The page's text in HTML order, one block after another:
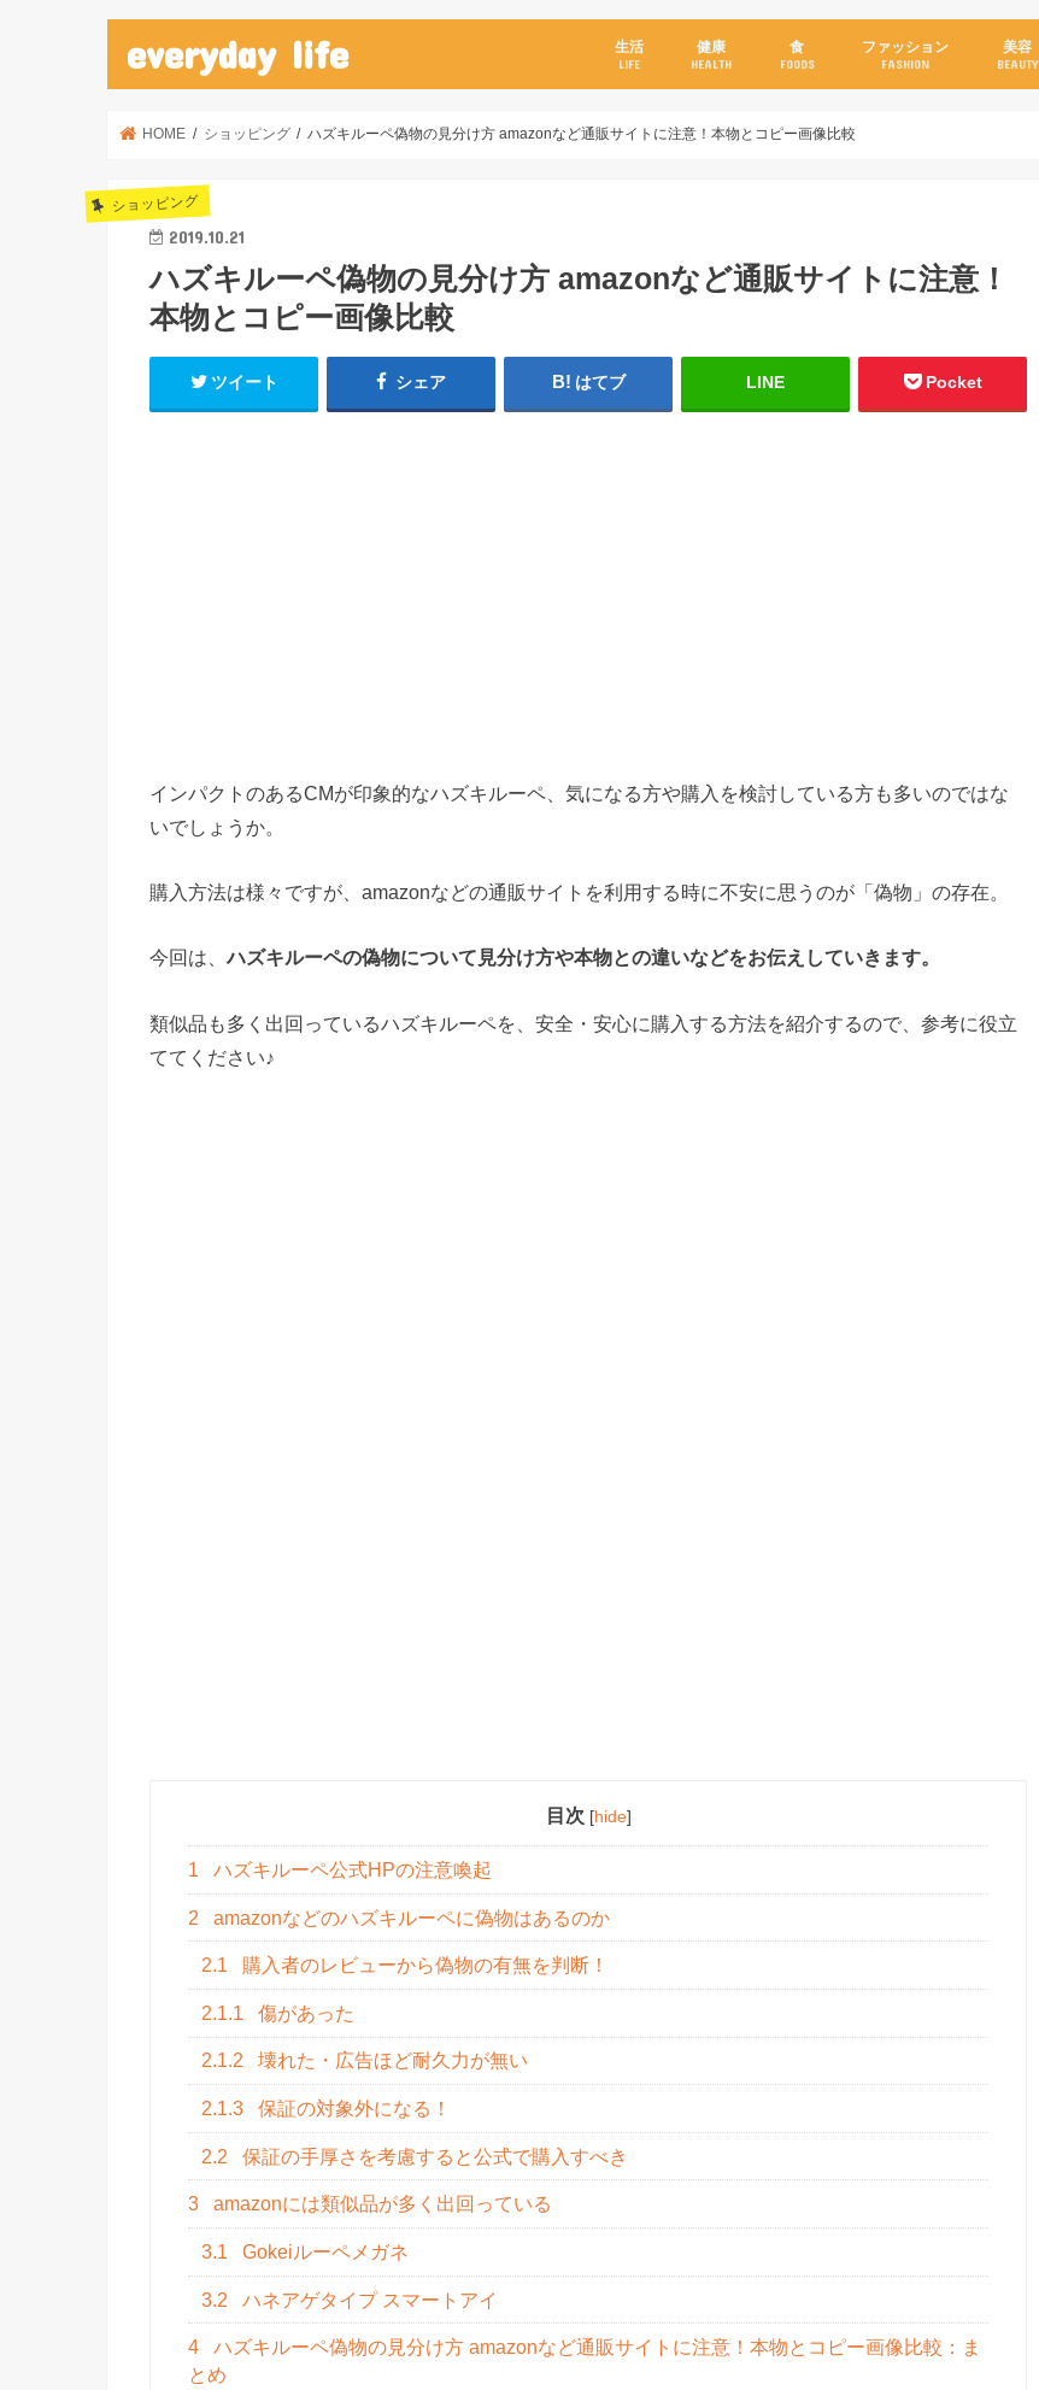
everyday life 生活
LIFE
健康
HEALTH
食
FOODS
ファッション
FASHION
美容
BEAUTY
HOME ショッピング ハズキルーペ偽物の見分け方 amazonなど通販サイトに注意！本物とコピー画像比較
ショッピング
2019.10.21
ハズキルーペ偽物の見分け方 amazonなど通販サイトに注意！
本物とコピー画像比較
ツイート シェア はてブ LINE Pocket
インパクトのあるCMが印象的なハズキルーペ、気になる方や購入を検討している方も多いのではな
いでしょうか。
購入方法は様々ですが、amazonなどの通販サイトを利用する時に不安に思うのが「偽物」の存在。
今回は、ハズキルーペの偽物について見分け方や本物との違いなどをお伝えしていきます。
類似品も多く出回っているハズキルーペを、安全・安心に購入する方法を紹介するので、参考に役立
ててください♪
目次 [hide]
1 ハズキルーペ公式HPの注意喚起
2 amazonなどのハズキルーペに偽物はあるのか
2.1 購入者のレビューから偽物の有無を判断！
2.1.1 傷があった
2.1.2 壊れた・広告ほど耐久力が無い
2.1.3 保証の対象外になる！
2.2 保証の手厚さを考慮すると公式で購入すべき
3 amazonには類似品が多く出回っている
3.1 Gokeiルーペメガネ
3.2 ハネアゲタイプ スマートアイ
4
ハズキルーペ偽物の見分け方 amazonなど通販サイトに注意！本物とコピー画像比較：ま
とめ